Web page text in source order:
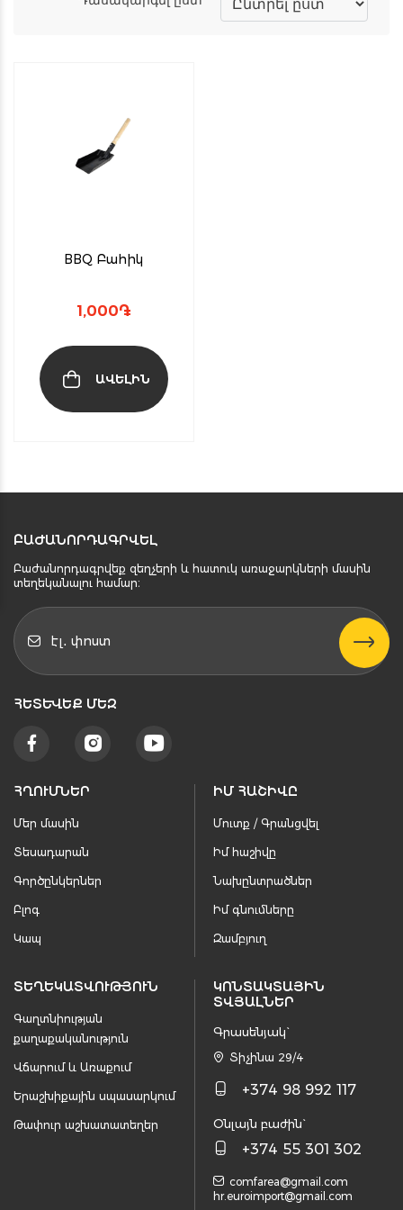
BBQ Բահիկ
1,000֏
ԱՎԵԼԻՆ
ԲԱԺԱՆՈՐԴԱԳՐՎԵԼ
Բաժանորդագրվեք զեղչերի և հատուկ առաջարկների մասին
տեղեկանալու համար։
ՀԵՏԵՒԵՔ ՄԵԶ
ՀՂՈՒՄՆԵՐ
Մեր մասին
Տեսադարան
Գործընկերներ
Բլոգ
Կապ
ԻՄ ՀԱՇԻՎԸ
Մուտք / Գրանցվել
Իմ հաշիվը
Նախընտրածներ
Իմ գնումները
Զամբյուղ
ՏԵՂԵԿԱՏՎՈՒԹՅՈՒՆ
Գաղտնիության
քաղաքականություն
Վճարում և Առաքում
Երաշխիքային սպասարկում
Թափուր աշխատատեղեր
ԿՈՆՏԱԿՏԱՅԻՆ
ՏՎՅԱԼՆԵՐ
Գրասենյակ`
Տիչինա 29/4
+374 98 992 117
Օնլայն բաժին`
+374 55 301 302
comfarea@gmail.com
hr.euroimport@gmail.com